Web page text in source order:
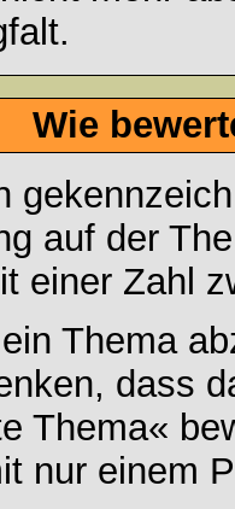
Wie
auf der
einer Zahl
Thema
dass
Thema«
nur einem